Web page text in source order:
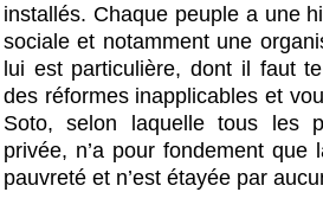
installés. Chaque peuple a une
sociale et notamment une
lui est particulière, dont il faut
des réformes inapplicables et
Soto, selon laquelle tous les
privée, n’a pour fondement que
pauvreté et n’est étayée par